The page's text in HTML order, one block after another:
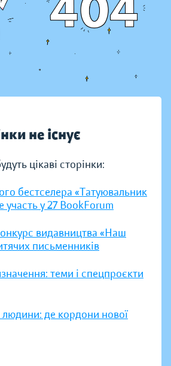
не існує
цікаві сторінки:
бестселера «Татуювальник
участь у 27 BookForum
видавництва «Наш
письменників
теми і спецпроєкти
де кордони нової